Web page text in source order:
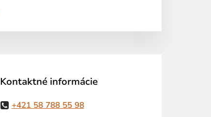
Kontaktné informácie
+421 58 788 55 98